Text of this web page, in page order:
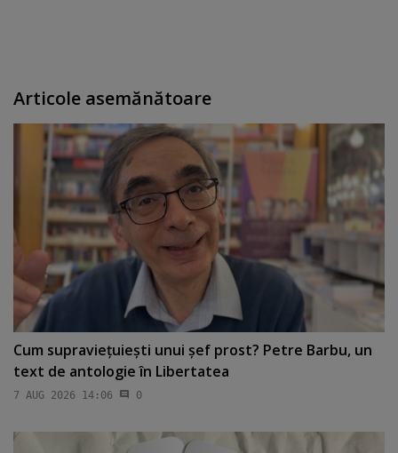
Articole asemănătoare
Cum supravieţuieşti unui şef prost? Petre Barbu, un
text de antologie în Libertatea
7 AUG 2026 14:06 0